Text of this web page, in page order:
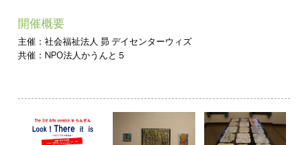
開催概要
主催：社会福祉法人 昴 デイセンターウィズ
共催：NPO法人かうんと５